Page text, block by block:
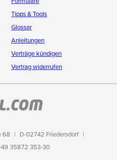
Tipps & Tools
Glossar
Anleitungen
Verträge kündigen
Vertrag widerrufen
68
D-02742 Friedersdorf
35872 353-30